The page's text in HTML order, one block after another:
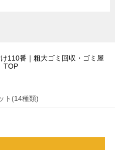
110番｜粗大ゴミ回収・ゴミ屋
TOP
ト(14種類)